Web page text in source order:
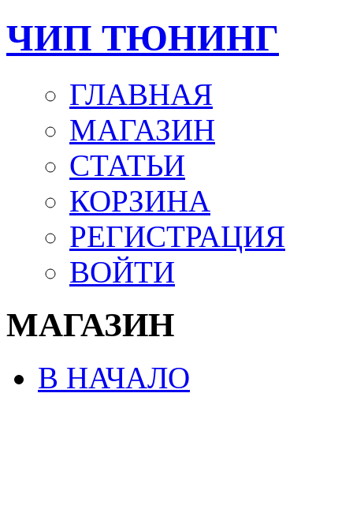
ЧИП ТЮНИНГ
ГЛАВНАЯ
МАГАЗИН
СТАТЬИ
КОРЗИНА
РЕГИСТРАЦИЯ
ВОЙТИ
МАГАЗИН
В НАЧАЛО